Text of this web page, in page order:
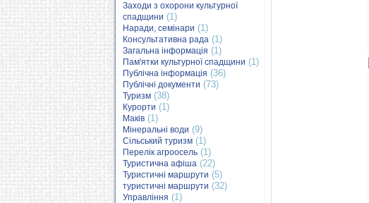
Заходи з охорони культурної
спадщини (1)
Наради, семінари (1)
Консультативна рада (1)
Загальна інформація (1)
Пам'ятки культурної спадщини (1)
Публічна інформація (36)
Публічні документи (73)
Туризм (38)
Курорти (1)
Маків (1)
Мінеральні води (9)
Сільський туризм (1)
Перелік агроосель (1)
Туристична афіша (22)
Туристичні маршрути (5)
туристичні маршрути (32)
Управління (1)